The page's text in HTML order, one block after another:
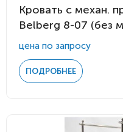
Кровать c механ.
Belberg 8-07 (без
цена по запросу
ПОДРОБНЕЕ